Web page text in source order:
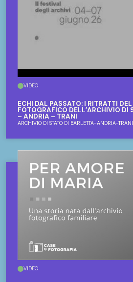
VIDEO
ECHI DAL PASSATO: I RITRATTI
FOTOGRAFICO DELL’ARCHIVIO DI
– ANDRIA – TRANI
ARCHIVIO DI STATO DI BARLETTA-ANDRIA-TRANI
VIDEO